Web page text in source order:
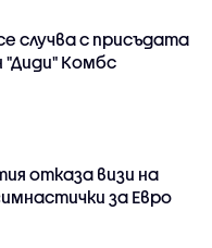
случва с присъдата
"Диди" Комбс
отказа визи на
за Евро